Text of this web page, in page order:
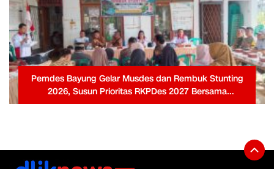
Pemdes Bayung Gelar Musdes dan Rembuk Stunting
2026, Susun Prioritas RKPDes 2027 Bersama
Masyarakat